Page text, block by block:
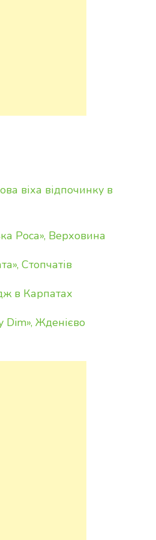
віха відпочинку в
Роса», Верховина
Стопчатів
в Карпатах
Dim», Жденієво